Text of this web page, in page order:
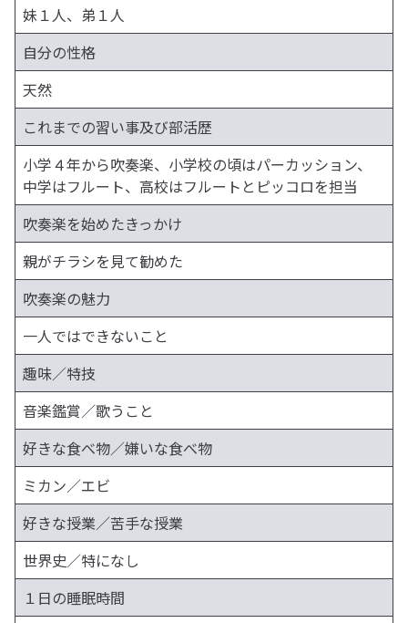
妹１人、弟１人
自分の性格
天然
これまでの習い事及び部活歴
小学４年から吹奏楽、小学校の頃はパーカッション、
中学はフルート、高校はフルートとピッコロを担当
吹奏楽を始めたきっかけ
親がチラシを見て勧めた
吹奏楽の魅力
一人ではできないこと
趣味／特技
音楽鑑賞／歌うこと
好きな食べ物／嫌いな食べ物
ミカン／エビ
好きな授業／苦手な授業
世界史／特になし
１日の睡眠時間